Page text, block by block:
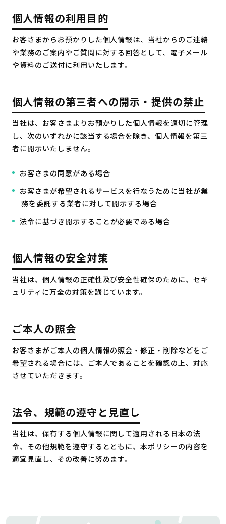
個人情報の利用目的
お客さまからお預かりした個人情報は、当社からのご連絡
や業務のご案内やご質問に対する回答として、電子メール
や資料のご送付に利用いたします。
個人情報の第三者への開示・提供の禁止
当社は、お客さまよりお預かりした個人情報を適切に管理
し、次のいずれかに該当する場合を除き、個人情報を第三
者に開示いたしません。
お客さまの同意がある場合
お客さまが希望されるサービスを行なうために当社が業
務を委託する業者に対して開示する場合
法令に基づき開示することが必要である場合
個人情報の安全対策
当社は、個人情報の正確性及び安全性確保のために、セキ
ュリティに万全の対策を講じています。
ご本人の照会
お客さまがご本人の個人情報の照会・修正・削除などをご
希望される場合には、ご本人であることを確認の上、対応
させていただきます。
法令、規範の遵守と見直し
当社は、保有する個人情報に関して適用される日本の法
令、その他規範を遵守するとともに、本ポリシーの内容を
適宜見直し、その改善に努めます。